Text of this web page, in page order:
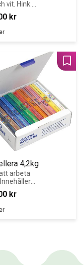
vit. Hink
färger
kr
4,2kg
arbeta
kr